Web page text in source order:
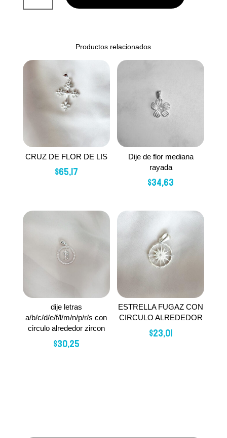
candado
colores
Productos relacionados
CRUZ DE FLOR DE LIS
$65,17
Dije de flor mediana
rayada
$34,63
dije letras
a/b/c/d/e/f/l/m/n/p/r/s con
circulo alrededor zircon
$30,25
ESTRELLA FUGAZ CON
CIRCULO ALREDEDOR
$23,01